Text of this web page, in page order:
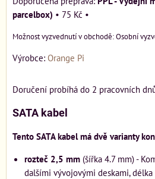
parcelbox) • 75 Kč •
Osobní
Výrobce: Orange Pi
Doručení probíhá do 2 pracovních
SATA kabel
Tento SATA kabel má dvě varianty
rozteč 2,5 mm (šířka 4.7 mm) -
dalšími vývojovými deskami,